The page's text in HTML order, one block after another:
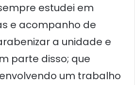
estudei em
e acompanho de
a unidade e
parte disso; que
um trabalho